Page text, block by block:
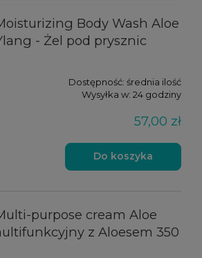
Body Wash Aloe
- Żel pod prysznic
Dostępność: średnia ilość
Wysyłka w: 24 godziny
57,00 zł
Do koszyka
purpose cream Aloe
z Aloesem 350